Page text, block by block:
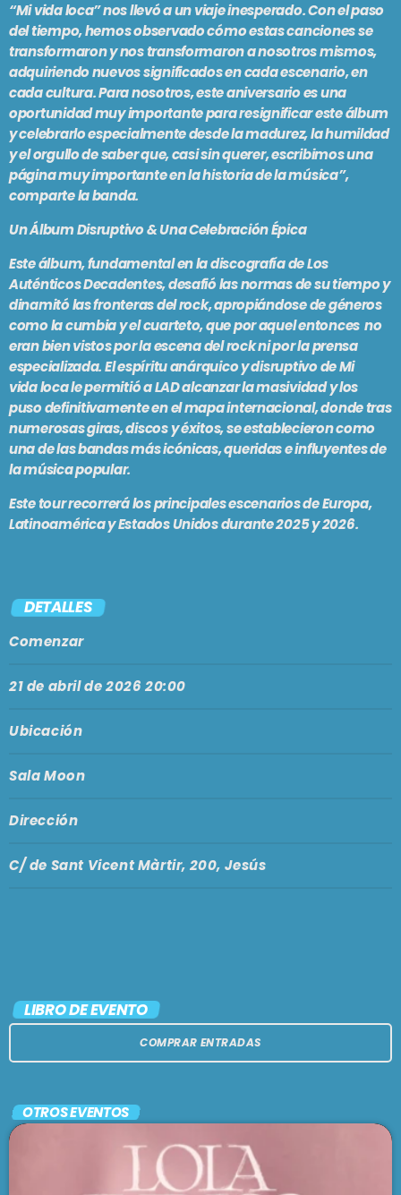
12:00 am - 1:00 am
SE VIENE . . .
AIDONSPIKINGLISH!
1:00 am - 3:00 am
MIX TAPE
MADRE TIERRA
5:00 am - 6:00 am
“Mi vida loca” nos llevó a un viaje inesperado. Con el paso
del tiempo, hemos observado cómo estas canciones se
transformaron y nos transformaron a nosotros mismos,
adquiriendo nuevos significados en cada escenario, en
cada cultura. Para nosotros, este aniversario es una
oportunidad muy importante para resignificar este álbum
y celebrarlo especialmente desde la madurez, la humildad
y el orgullo de saber que, casi sin querer, escribimos una
página muy importante en la historia de la música”,
comparte la banda.
Un Álbum Disruptivo & Una Celebración Épica
Este álbum, fundamental en la discografía de Los
Auténticos Decadentes, desafió las normas de su tiempo y
dinamitó las fronteras del rock, apropiándose de géneros
como la cumbia y el cuarteto, que por aquel entonces no
eran bien vistos por la escena del rock ni por la prensa
especializada. El espíritu anárquico y disruptivo de Mi
vida loca le permitió a LAD alcanzar la masividad y los
puso definitivamente en el mapa internacional, donde tras
numerosas giras, discos y éxitos, se establecieron como
una de las bandas más icónicas, queridas e influyentes de
la música popular.
Este tour recorrerá los principales escenarios de Europa,
Latinoamérica y Estados Unidos durante 2025 y 2026.
DETALLES
Comenzar
21 de abril de 2026 20:00
Ubicación
Sala Moon
Dirección
C/ de Sant Vicent Màrtir, 200, Jesús
LIBRO DE EVENTO
COMPRAR ENTRADAS
OTROS EVENTOS